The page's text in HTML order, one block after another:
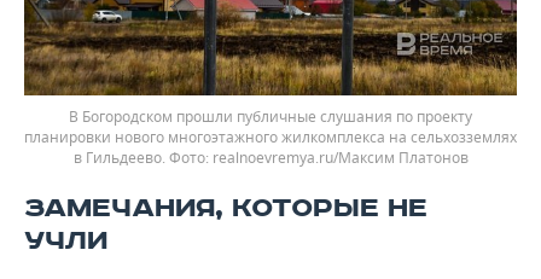
В Богородском прошли публичные слушания по проекту
планировки нового многоэтажного жилкомплекса на сельхозземлях
в Гильдеево.
realnoevremya.ru/Максим Платонов
ЗАМЕЧАНИЯ, КОТОРЫЕ НЕ
УЧЛИ